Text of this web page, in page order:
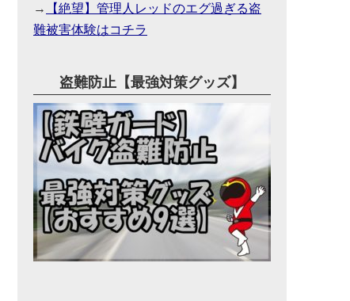
→
【絶望】管理人レッドのエグ過ぎる盗
難被害体験はコチラ
盗難防止【最強対策グッズ】